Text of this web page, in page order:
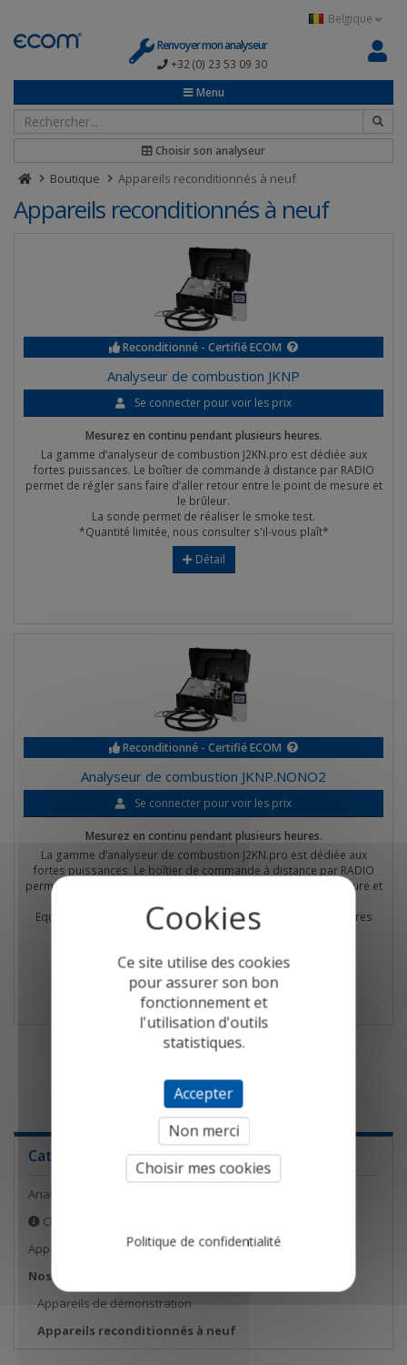
Belgique
Renvoyer mon analyseur
+32 (0) 23 53 09 30
Menu
Choisir son analyseur
Boutique Appareils reconditionnés à neuf
Appareils reconditionnés à neuf
Reconditionné - Certifié ECOM
Analyseur de combustion JKNP
Se connecter pour voir les prix
Mesurez en continu pendant plusieurs heures.
La gamme d’analyseur de combustion J2KN.pro est dédiée aux
fortes puissances. Le boîtier de commande à distance par RADIO
permet de régler sans faire d’aller retour entre le point de mesure et
le brûleur.
La sonde permet de réaliser le smoke test.
*Quantité limitée, nous consulter s'il-vous plaît*
Détail
Reconditionné - Certifié ECOM
Analyseur de combustion JKNP.NONO2
Se connecter pour voir les prix
Mesurez en continu pendant plusieurs heures.
La gamme d’analyseur de combustion J2KN.pro est dédiée aux
fortes puissances. Le boîtier de commande à distance par RADIO
permet de régler sans faire d’aller retour entre le point de mesure et
Equipé NO NO2 SO2 pour vos mesures de rejets règlementaires
*Quantité limitée, nous consulter s'il-vous plaît*
Détail
Catégories
Analyseurs de combustion
Choisir votre analyseur de combustion
Appareils de mesure
Nos bonnes affaires
Appareils de démonstration
Appareils reconditionnés à neuf
Ce site utilise des cookies
pour assurer son bon
fonctionnement et
l'utilisation d'outils
statistiques.
Accepter
Non merci
Choisir mes cookies
Politique de confidentialité